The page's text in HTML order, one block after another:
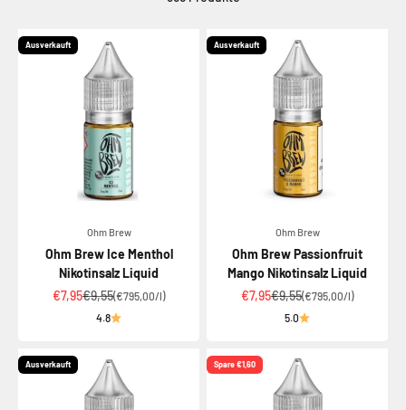
Ausverkauft
Ohm Brew
Ohm Brew Ice Menthol
Nikotinsalz Liquid
Angebot
€7,95Regulärer Preis
€9,55(€795,00/l)
4.8
Ausverkauft
Ohm Brew
Ohm Brew Passionfruit
Mango Nikotinsalz Liquid
Angebot
€7,95Regulärer Preis
€9,55(€795,00/l)
5.0
Ausverkauft Spare €1,60